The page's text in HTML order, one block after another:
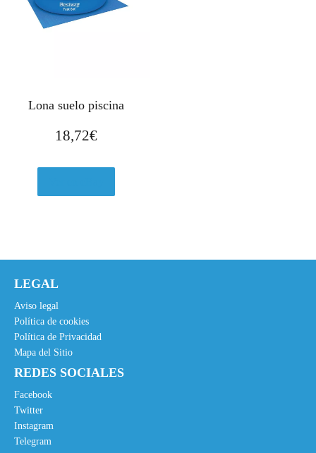
Lona suelo piscina
18,72€
LEGAL
Aviso legal
Política de cookies
Política de Privacidad
Mapa del Sitio
REDES SOCIALES
Facebook
Twitter
Instagram
Telegram